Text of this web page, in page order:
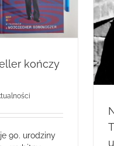
kończy
90. urodziny
o Tischnerze na